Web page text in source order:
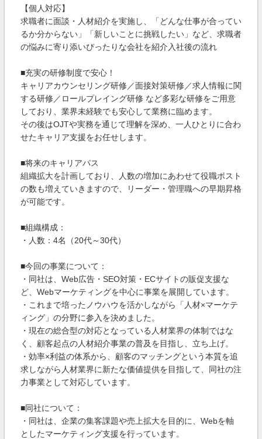
【個人対応】
求職者に面談・人材紹介を実施し、「どんな仕事が合ってい
るか分からない」「新しいことに挑戦したい」など、求職者
の悩みに寄り添いぴったりな会社を紹介入社後の流れ
■充実の研修制度で安心！
キャリアカウンセリング研修／面接対策研修／求人情報に関
する研修／ロールプレイング研修 など多彩な研修をご用意
しており、業界未経験でも安心して業務に臨めます。
その後はOJTや実務を通じて理解を深め、一人ひとりに合わ
せたキャリア支援をお任せします。
■将来のキャリアパス
組織拡大を計画しており、人数の増加にあわせて役職ポスト
の数も増えていきますので、リーダー・管理職への早期昇格
が可能です。
■組織構成：
・人数：4名（20代～30代）
■今回の事業について：
・同社は、Web広告・SEO対策・ECサイトの販促支援な
ど、Webマーケティングを中心に事業を展開しています。
・これまで培ったノウハウを活かしながら「人材×マーケテ
ィング」の分野に参入を決めました。
・現在の総合型の対応となっている人材業界の体制ではな
く、顧客起点の人材紹介事業の普及を目指し、立ち上げ。
・効率×利益の体系から、顧客のマッチングという本質を追
求しながら人材業界に新たな価値提供を目指して、同社の注
力事業として対応しています。
■同社について：
・同社は、企業の集客課題や売上拡大を目的に、Webを軸
としたマーケティング支援を行っています。